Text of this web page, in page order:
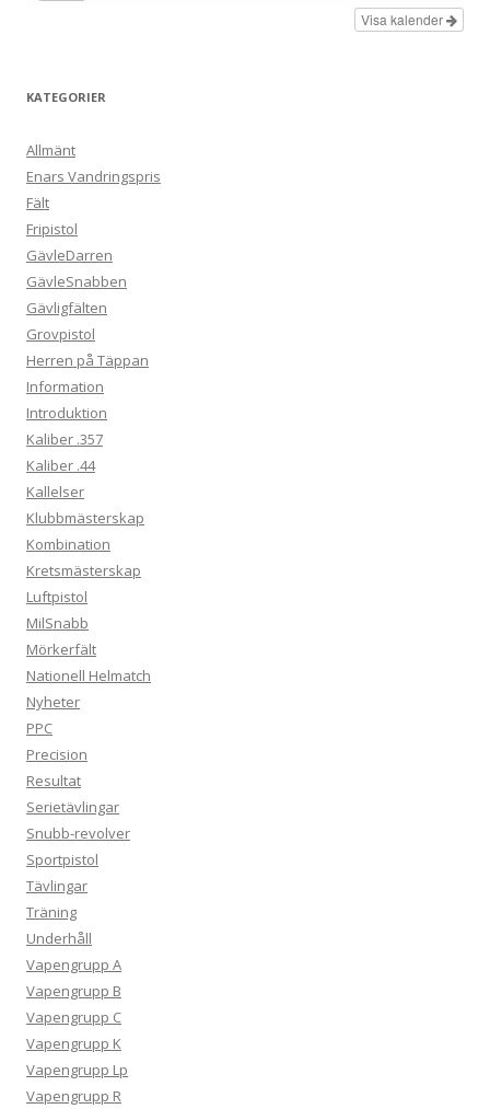
Visa kalender
KATEGORIER
Allmänt
Enars Vandringspris
Fält
Fripistol
GävleDarren
GävleSnabben
Gävligfälten
Grovpistol
Herren på Täppan
Information
Introduktion
Kaliber .357
Kaliber .44
Kallelser
Klubbmästerskap
Kombination
Kretsmästerskap
Luftpistol
MilSnabb
Mörkerfält
Nationell Helmatch
Nyheter
PPC
Precision
Resultat
Serietävlingar
Snubb-revolver
Sportpistol
Tävlingar
Träning
Underhåll
Vapengrupp A
Vapengrupp B
Vapengrupp C
Vapengrupp K
Vapengrupp Lp
Vapengrupp R